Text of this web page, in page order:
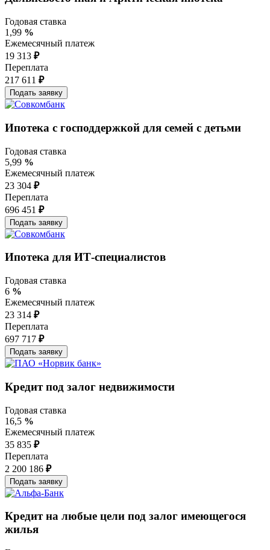
Годовая ставка
1,99 %
Ежемесячный платеж
19 313 ₽
Переплата
217 611 ₽
Ипотека с господдержкой для семей с детьми
Годовая ставка
5,99 %
Ежемесячный платеж
23 304 ₽
Переплата
696 451 ₽
Ипотека для ИТ-специалистов
Годовая ставка
6 %
Ежемесячный платеж
23 314 ₽
Переплата
697 717 ₽
Кредит под залог недвижимости
Годовая ставка
16,5 %
Ежемесячный платеж
35 835 ₽
Переплата
2 200 186 ₽
Кредит на любые цели под залог имеющегося
жилья